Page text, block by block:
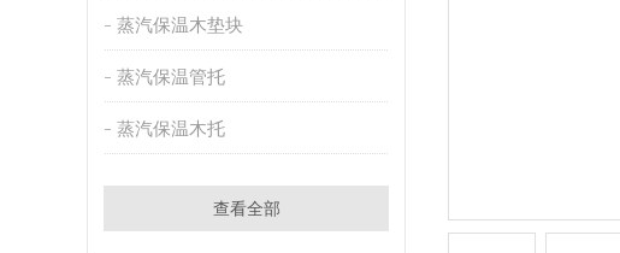
蒸汽保温木垫块
蒸汽保温管托
蒸汽保温木托
查看全部